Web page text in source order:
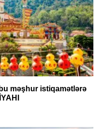
məşhur istiqamətlərə